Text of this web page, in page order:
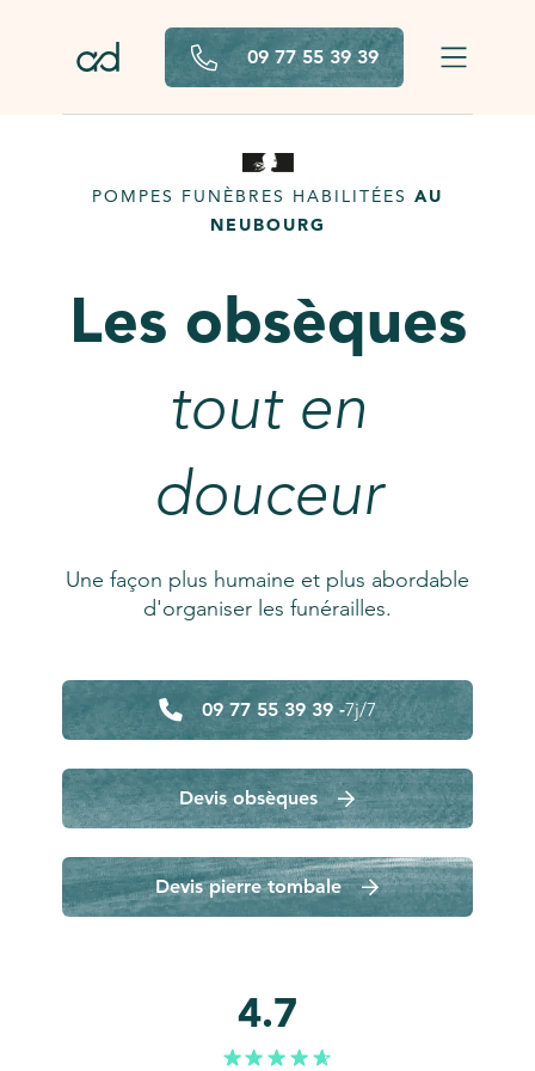
09 77 55 39 39
POMPES FUNÈBRES HABILITÉES AU
NEUBOURG
Les obsèques
tout en
douceur
Une façon plus humaine et plus abordable
d'organiser les funérailles.
09 77 55 39 39 -7j/7
Devis obsèques
Devis pierre tombale
4.7